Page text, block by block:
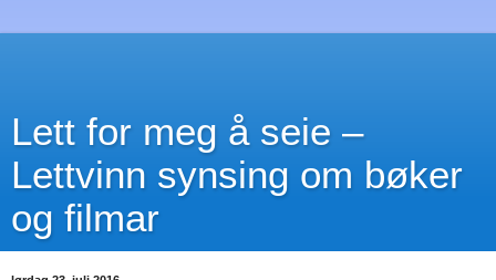
Lett for meg å seie –
Lettvinn synsing om bøker
og filmar